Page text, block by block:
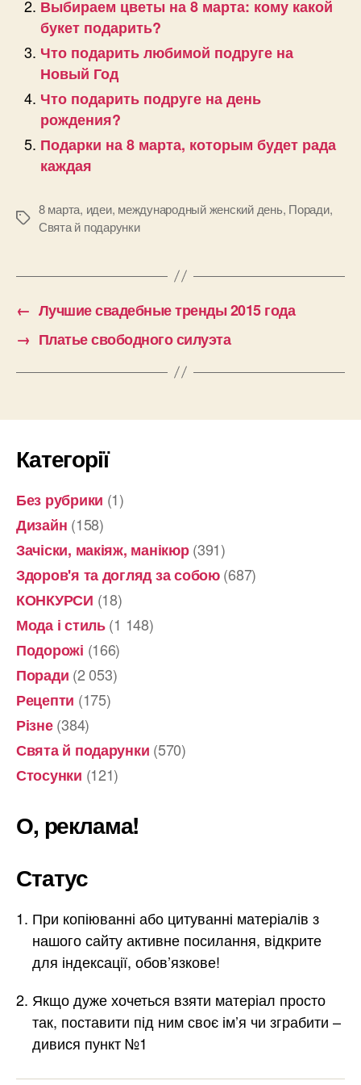
Выбираем цветы на 8 марта: кому какой
букет подарить?
Что подарить любимой подруге на
Новый Год
Что подарить подруге на день
рождения?
Подарки на 8 марта, которым будет рада
каждая
Позначки
8 марта, идеи, международный женский день, Поради,
Свята й подарунки
← Лучшие свадебные тренды 2015 года
→ Платье свободного силуэта
Категорії
Без рубрики (1)
Дизайн (158)
Зачіски, макіяж, манікюр(391)
Здоров'я та догляд за собою(687)
КОНКУРСИ (18)
Мода і стиль(1 148)
Подорожі (166)
Поради (2 053)
Рецепти (175)
Різне(384)
Свята й подарунки (570)
Стосунки (121)
О, реклама!
Статус
При копіюванні або цитуванні матеріалів з
нашого сайту активне посилання, відкрите
для індексації, обов’язкове!
Якщо дуже хочеться взяти матеріал просто
так, поставити під ним своє ім’я чи зграбити –
дивися пункт №1